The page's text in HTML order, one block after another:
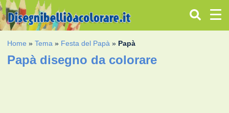
Home »Tema » Festa del Papà » Papà
Papà disegno da colorare